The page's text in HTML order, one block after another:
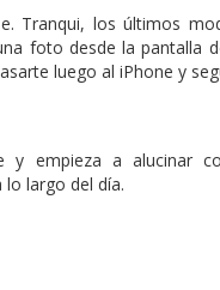
Tranqui, los últimos
foto desde la
luego al iPhone y
y empieza a alucinar
largo del día.